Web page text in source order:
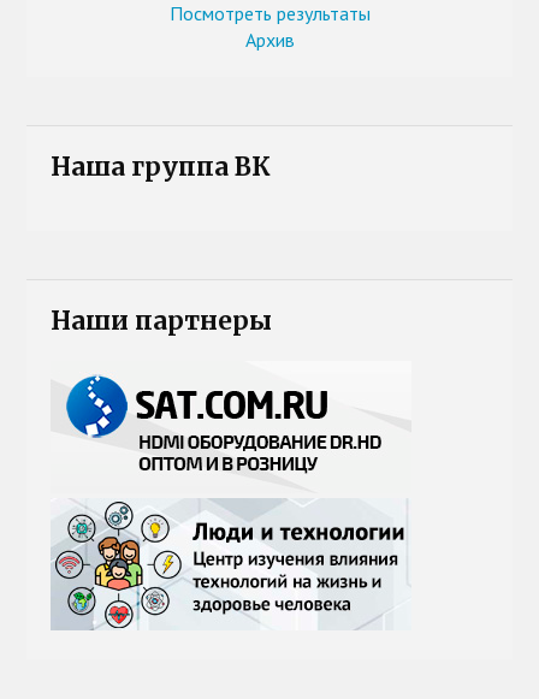
Посмотреть результаты
Архив
Наша группа ВК
Наши партнеры